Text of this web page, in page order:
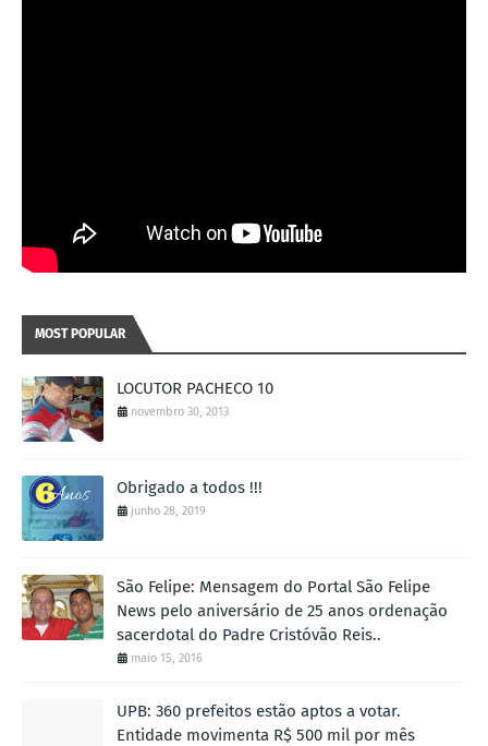
MOST POPULAR
LOCUTOR PACHECO 10
novembro 30, 2013
Obrigado a todos !!!
junho 28, 2019
São Felipe: Mensagem do Portal São Felipe
News pelo aniversário de 25 anos ordenação
sacerdotal do Padre Cristóvão Reis..
maio 15, 2016
UPB: 360 prefeitos estão aptos a votar.
Entidade movimenta R$ 500 mil por mês